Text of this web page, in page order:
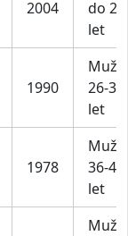
2004
do 25
let
1990
Muži
26-35
let
1978
Muži
36-45
let
Muži